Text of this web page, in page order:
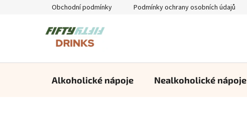
Obchodní podmínky Podmínky ochrany osobních údajů
Alkoholické nápoje Nealkoholické nápoje